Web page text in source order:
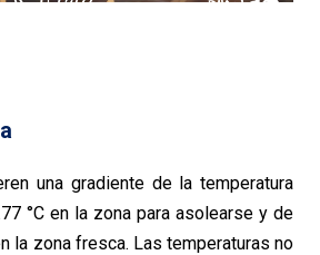
una gradiente de la temperatura
°C en la zona para asolearse y de
la zona fresca. Las temperaturas no